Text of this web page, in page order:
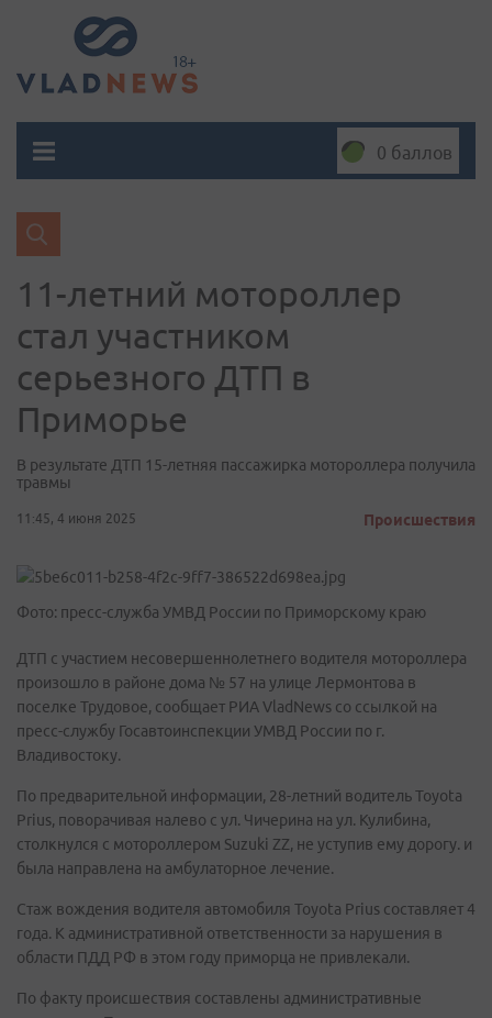
0 баллов
11-летний мотороллер
стал участником
серьезного ДТП в
Приморье
В результате ДТП 15-летняя пассажирка мотороллера получила
травмы
11:45, 4 июня 2025 Происшествия
Фото: пресс-служба УМВД России по Приморскому краю
ДТП с участием несовершеннолетнего водителя мотороллера
произошло в районе дома № 57 на улице Лермонтова в
поселке Трудовое, сообщает РИА VladNews со ссылкой на
пресс-службу Госавтоинспекции УМВД России по г.
Владивостоку.
По предварительной информации, 28-летний водитель Toyota
Prius, поворачивая налево с ул. Чичерина на ул. Кулибина,
столкнулся с мотороллером Suzuki ZZ, не уступив ему дорогу. и
была направлена на амбулаторное лечение.
Стаж вождения водителя автомобиля Toyota Prius составляет 4
года. К административной ответственности за нарушения в
области ПДД РФ в этом году приморца не привлекали.
По факту происшествия составлены административные